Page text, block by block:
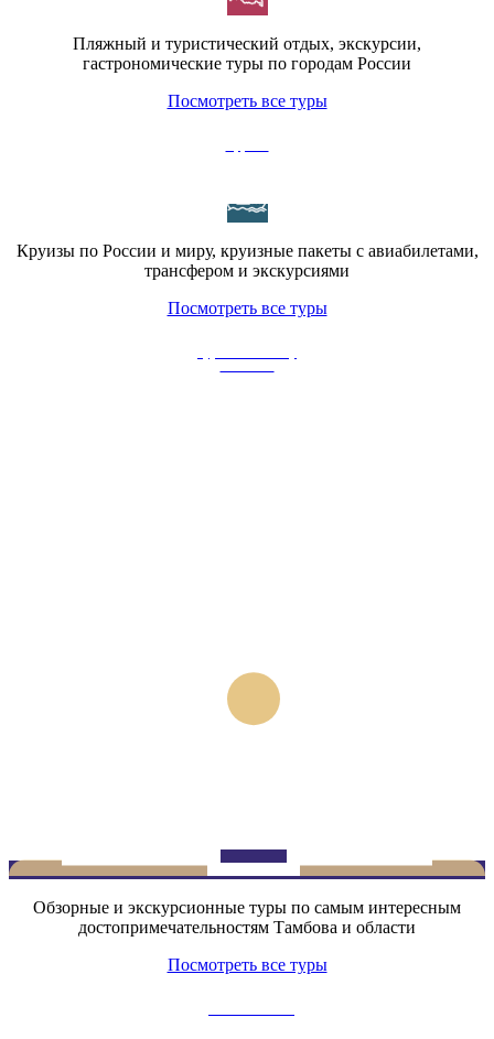
Пляжный и туристический отдых, экскурсии,
гастрономические туры по городам России
Посмотреть все туры
Круизы по России и миру, круизные пакеты с авиабилетами,
трансфером и экскурсиями
Посмотреть все туры
Обзорные и экскурсионные туры по самым интересным
достопримечательностям Тамбова и области
Посмотреть все туры